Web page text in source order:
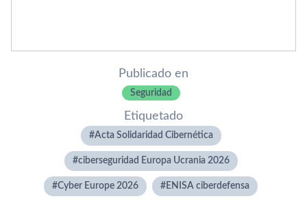
Publicado en
Seguridad
Etiquetado
Acta Solidaridad Cibernética
ciberseguridad Europa Ucrania 2026
Cyber Europe 2026 ENISA ciberdefensa